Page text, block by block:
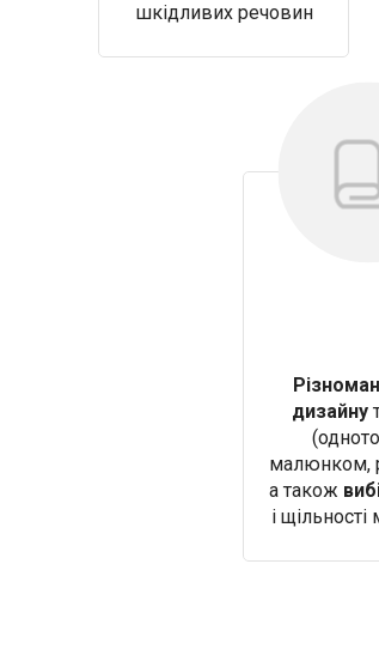
шкідливих речовин
дизайну
малюнком,
а також
і щільності